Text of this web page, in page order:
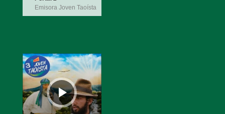
Emisora Joven Taoísta
Reproductor
de
audio